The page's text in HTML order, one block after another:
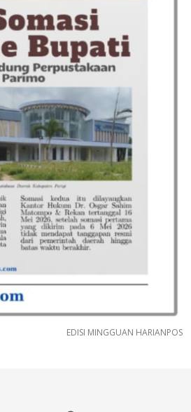
EDISI MINGGUAN HARIANPOS